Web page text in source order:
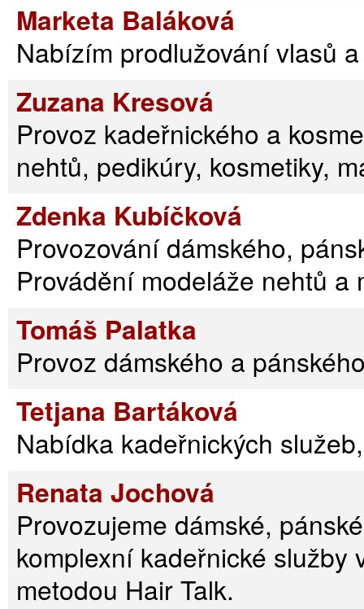
Marketa Baláková
Nabízím prodlužování vlasů
Zuzana Kresová
Provoz kadeřnického a
nehtů, pedikúry, kosmetiky,
Zdenka Kubíčková
Provozování dámského,
Provádění modeláže nehtů a
Tomáš Palatka
Provoz dámského a
Tetjana Bartáková
Nabídka kadeřnických
Renata Jochová
Provozujeme dámské,
komplexní kadeřnické služby
metodou Hair Talk.